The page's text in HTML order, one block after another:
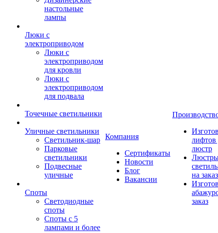
настольные
лампы
Люки с
электроприводом
Люки с
электроприводом
для кровли
Люки с
электроприводом
для подвала
Точечные светильники
Уличные светильники
Светильник-шар
Парковые
светильники
Подвесные
уличные
Споты
Светодиодные
споты
Споты с 5
лампами и более
Компания
Сертификаты
Новости
Блог
Вакансии
лифтов
люстр
на заказ
заказ